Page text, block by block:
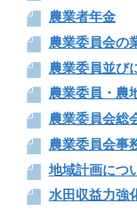
農業者年金
農業委員会の
農業委員並び
農業委員・農
農業委員会総
農業委員会事
地域計画につ
水田収益力強